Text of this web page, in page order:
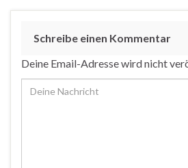
Schreibe einen Kommentar
Deine Email-Adresse wird nicht